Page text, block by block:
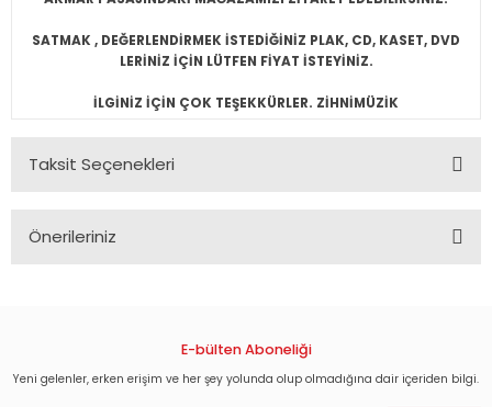
SATMAK , DEĞERLENDİRMEK İSTEDİĞİNİZ PLAK, CD, KASET, DVD
LERİNİZ İÇİN LÜTFEN FİYAT İSTEYİNİZ.
İLGİNİZ İÇİN ÇOK TEŞEKKÜRLER. ZİHNİMÜZİK
Taksit Seçenekleri
Önerileriniz
Görüş ve önerileriniz için teşekkür ederiz.
E-bülten Aboneliği
Yeni gelenler, erken erişim ve her şey yolunda olup olmadığına dair içeriden bilgi.